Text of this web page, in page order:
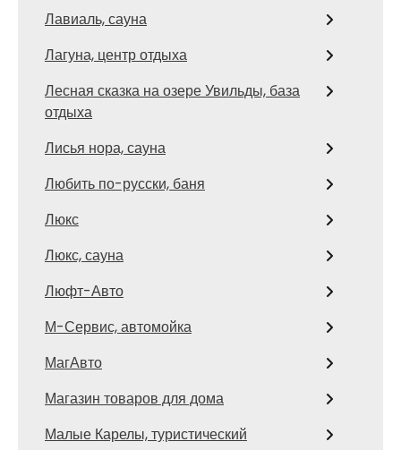
Лавиаль, сауна
Лагуна, центр отдыха
Лесная сказка на озере Увильды, база
отдыха
Лисья нора, сауна
Любить по-русски, баня
Люкс
Люкс, сауна
Люфт-Авто
М-Сервис, автомойка
МагАвто
Магазин товаров для дома
Малые Карелы, туристический